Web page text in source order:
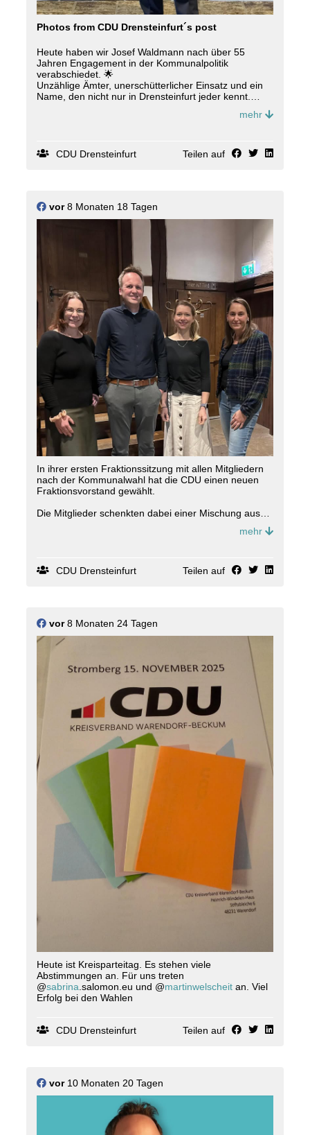
Photos from CDU Drensteinfurt´s post
Heute haben wir Josef Waldmann nach über 55
Jahren Engagement in der Kommunalpolitik
verabschiedet. 🌟
Unzählige Ämter, unerschütterlicher Einsatz und ein
Name, den nicht nur in Drensteinfurt jeder kennt.
Viele Wegbegleiter*innen, persönliche Worte und
Ehrenvorsitzenden des CDU-Stadtverbandes
#drensteinfurt
mehr
CDU Drensteinfurt Teilen auf
vor8 Monaten 18 Tagen
In ihrer ersten Fraktionssitzung mit allen Mitgliedern
nach der Kommunalwahl hat die CDU einen neuen
Fraktionsvorstand gewählt.
Die Mitglieder schenkten dabei einer Mischung aus
? Thomas Hunsteger (Vorsitzender)
Der neugewählte Fraktionsvorsitzende, Thomas
Hunsteger, äußerte sich nach der Wahl erfreut über
"Ich freue mich über das Vertrauen und blicke positiv
auf die gemeinsame Arbeit in der Fraktion zum Wohle
der Stadt Drensteinfurt. Wir haben ein starkes Team
aus erfahrenen und neuen Mitgliedern und werden
zusammen die Herausforderungen der nächsten
Jahre anpacken."
Die Fraktion startet damit mit einem neu formierten
Führungsteam in die Legislaturperiode und
signalisiert ihren Willen, sich engagiert für die
Anliegen der Bürgerinnen und Bürger Drensteinfurts
einzusetzen.
#cdu # drensteinfurt
mehr
CDU Drensteinfurt Teilen auf
vor8 Monaten 24 Tagen
Heute ist Kreisparteitag. Es stehen viele
Abstimmungen an. Für uns treten
@sabrina .salomon.eu und @martinwelscheit an. Viel
Erfolg bei den Wahlen
CDU Drensteinfurt Teilen auf
vor10 Monaten 20 Tagen